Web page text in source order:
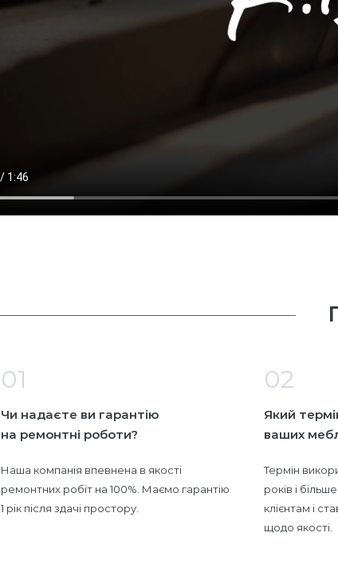
01
Чи надаєте ви гарантію
на ремонтні роботи?
Наша компанія впевнена в якості
ремонтних робіт на 100%. Маємо гарантію
1 рік після здачі простору.
02
Який
ваших
Термін
років і
клієнтам і
щодо якості.